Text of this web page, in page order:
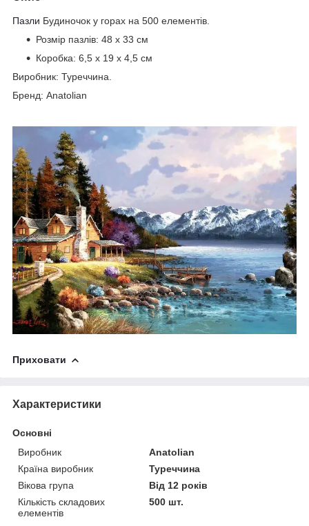
Пазли Будиночок у горах на 500 елементів.
Розмір пазлів: 48 х 33 см
Коробка: 6,5 x 19 x 4,5 см
Виробник: Туреччина.
Бренд: Anatolian
Приховати
Характеристики
Основні
Виробник
Anatolian
Країна виробник
Туреччина
Вікова група
Від 12 років
Кількість складових
елементів
500 шт.